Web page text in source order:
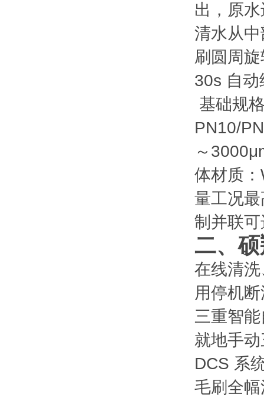
出，原
清水从
刷圆周
30s 自动
基础规
PN10/
～
体材质
量工况
制并联
二、
在线清
用停机
三重智
就地手
DCS 系
毛刷全